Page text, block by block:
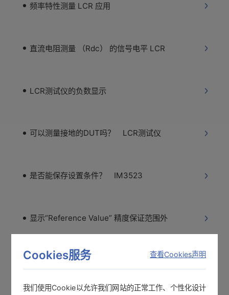
频率特性测量 LCR 应用
直流电阻测量 （Rdc） 的信号电平 LCR
LCR测试仪的负数显示
可以测量接地的DUT吗？ LCR测试仪
是否能保存设置条件？ IM3523
显示“Reference Value” 精度保证范围外
阻抗分析仪测量的指导 LCR测试仪
Cookies服务 查看Cookies声明
我们使用Cookie以允许我们网站的正常工作、个性化设计